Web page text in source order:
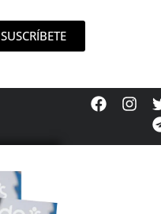
SUSCRÍBETE